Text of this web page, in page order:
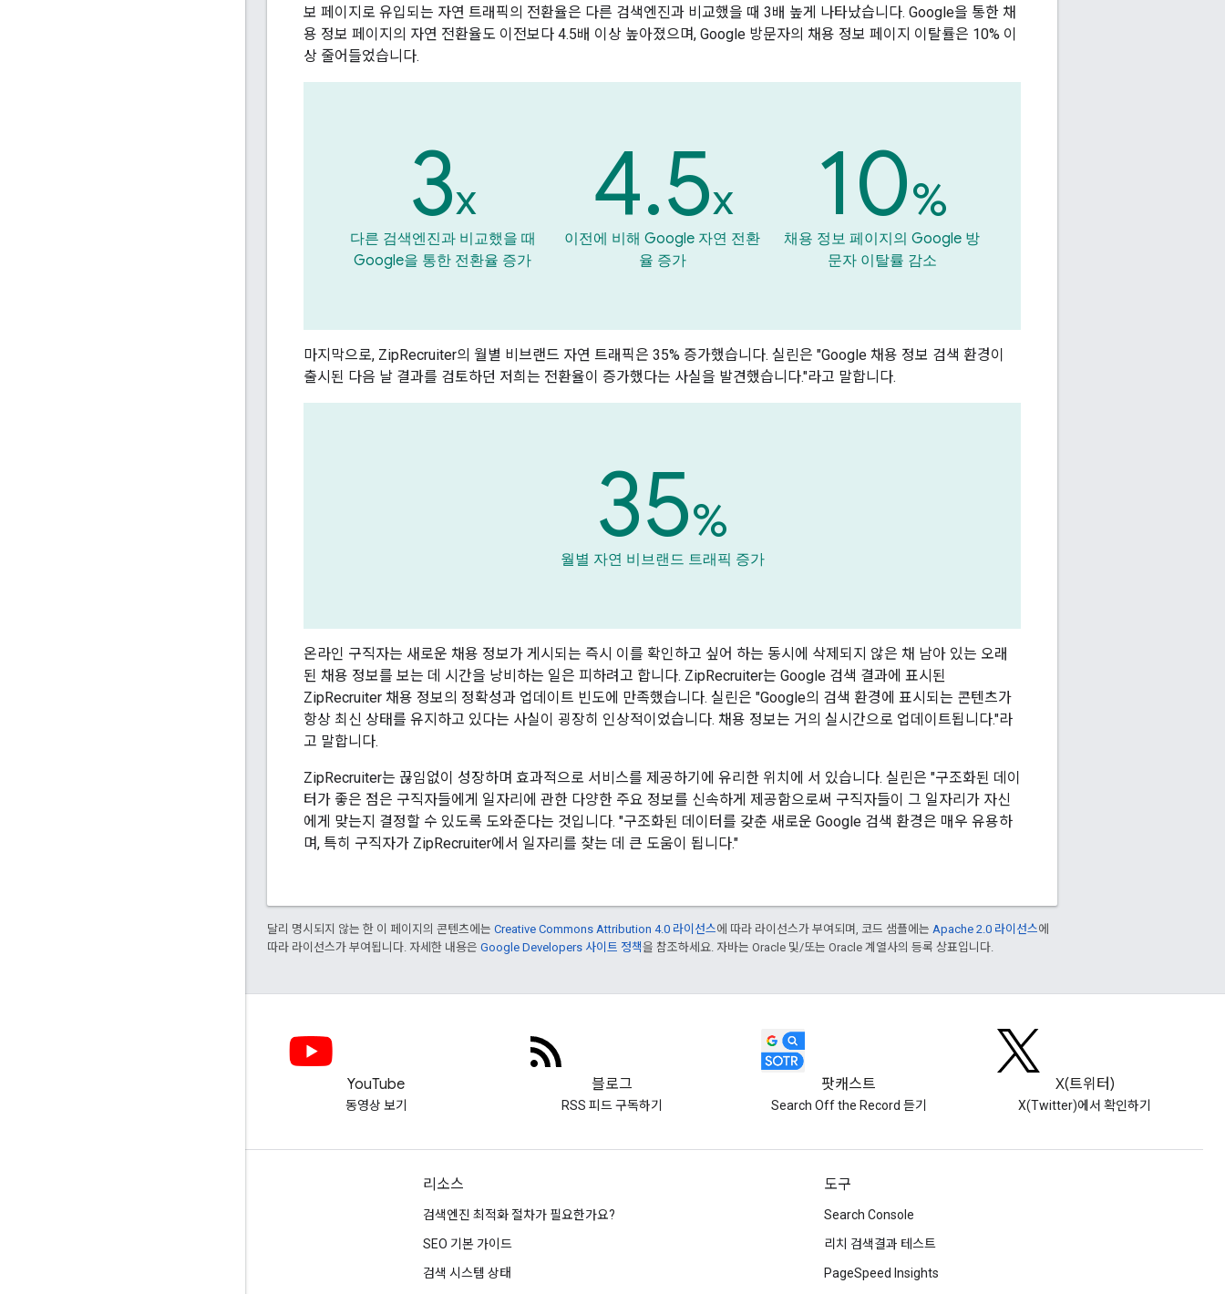
보 페이지로 유입되는 자연 트래픽의 전환율은 다른 검색엔진과 비교했을 때 3배 높게 나타났습니다. Google을 통한 채
용 정보 페이지의 자연 전환율도 이전보다 4.5배 이상 높아졌으며, Google 방문자의 채용 정보 페이지 이탈률은 10% 이
상 줄어들었습니다.
3x
다른 검색엔진과 비교했을 때
Google을 통한 전환율 증가
4.5x
이전에 비해 Google 자연 전환
율 증가
10%
채용 정보 페이지의 Google 방
문자 이탈률 감소
마지막으로, ZipRecruiter의 월별 비브랜드 자연 트래픽은 35% 증가했습니다. 실린은 "Google 채용 정보 검색 환경이
출시된 다음 날 결과를 검토하던 저희는 전환율이 증가했다는 사실을 발견했습니다."라고 말합니다.
35%
월별 자연 비브랜드 트래픽 증가
온라인 구직자는 새로운 채용 정보가 게시되는 즉시 이를 확인하고 싶어 하는 동시에 삭제되지 않은 채 남아 있는 오래
된 채용 정보를 보는 데 시간을 낭비하는 일은 피하려고 합니다. ZipRecruiter는 Google 검색 결과에 표시된
ZipRecruiter 채용 정보의 정확성과 업데이트 빈도에 만족했습니다. 실린은 "Google의 검색 환경에 표시되는 콘텐츠가
항상 최신 상태를 유지하고 있다는 사실이 굉장히 인상적이었습니다. 채용 정보는 거의 실시간으로 업데이트됩니다."라
고 말합니다.
ZipRecruiter는 끊임없이 성장하며 효과적으로 서비스를 제공하기에 유리한 위치에 서 있습니다. 실린은 "구조화된 데이
터가 좋은 점은 구직자들에게 일자리에 관한 다양한 주요 정보를 신속하게 제공함으로써 구직자들이 그 일자리가 자신
에게 맞는지 결정할 수 있도록 도와준다는 것입니다. "구조화된 데이터를 갖춘 새로운 Google 검색 환경은 매우 유용하
며, 특히 구직자가 ZipRecruiter에서 일자리를 찾는 데 큰 도움이 됩니다."
달리 명시되지 않는 한 이 페이지의 콘텐츠에는 Creative Commons Attribution 4.0 라이선스에 따라 라이선스가 부여되며, 코드 샘플에는 Apache 2.0 라이선스에
따라 라이선스가 부여됩니다. 자세한 내용은 Google Developers 사이트 정책을 참조하세요. 자바는 Oracle 및/또는 Oracle 계열사의 등록 상표입니다.
YouTube
동영상 보기
블로그
RSS 피드 구독하기
팟캐스트
Search Off the Record 듣기
X(트위터)
X(Twitter)에서 확인하기
리소스
검색엔진 최적화 절차가 필요한가요?
SEO 기본 가이드
검색 시스템 상태
도구
Search Console
리치 검색결과 테스트
PageSpeed Insights